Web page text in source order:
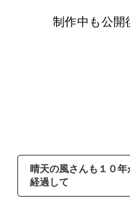
制作中も公開
晴天の風さんも１０年
経過して